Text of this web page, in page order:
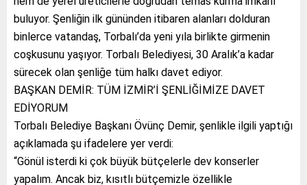
buluyor. Şenliğin ilk gününden itibaren alanları dolduran
binlerce vatandaş, Torbalı’da yeni yıla birlikte girmenin
coşkusunu yaşıyor. Torbalı Belediyesi, 30 Aralık’a kadar
sürecek olan şenliğe tüm halkı davet ediyor.
BAŞKAN DEMİR: TÜM İZMİR’İ ŞENLİĞİMİZE DAVET
EDİYORUM
Torbalı Belediye Başkanı Övünç Demir, şenlikle ilgili yaptığı
açıklamada şu ifadelere yer verdi:
“Gönül isterdi ki çok büyük bütçelerle dev konserler
yapalım. Ancak biz, kısıtlı bütçemizle özellikle